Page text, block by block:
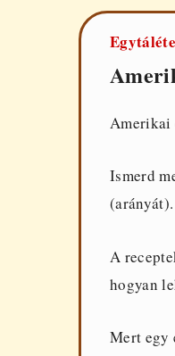
Amerikai
Ismerd
A
hogyan
Mert egy